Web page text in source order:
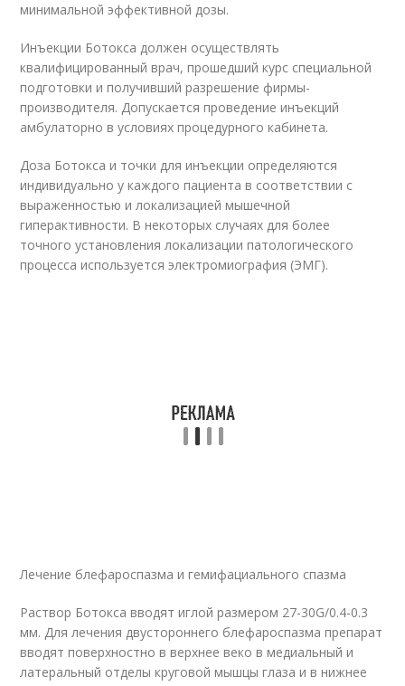
минимальной эффективной дозы.
Инъекции Ботокса должен осуществлять
квалифицированный врач, прошедший курс специальной
подготовки и получивший разрешение фирмы-
производителя. Допускается проведение инъекций
амбулаторно в условиях процедурного кабинета.
Доза Ботокса и точки для инъекции определяются
индивидуально у каждого пациента в соответствии с
выраженностью и локализацией мышечной
гиперактивности. В некоторых случаях для более
точного установления локализации патологического
процесса используется электромиография (ЭМГ).
Лечение блефароспазма и гемифациального спазма
Раствор Ботокса вводят иглой размером 27-30G/0.4-0.3
мм. Для лечения двустороннего блефароспазма препарат
вводят поверхностно в верхнее веко в медиальный и
латеральный отделы круговой мышцы глаза и в нижнее